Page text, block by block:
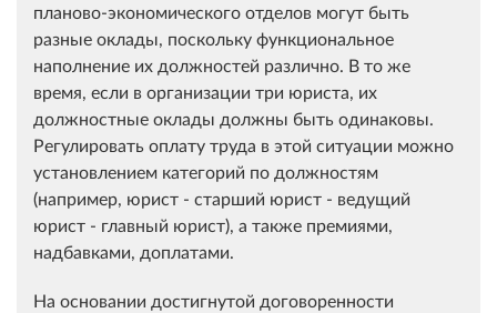
планово-экономического отделов могут быть
разные оклады, поскольку функциональное
наполнение их должностей различно. В то же
время, если в организации три юриста, их
должностные оклады должны быть одинаковы.
Регулировать оплату труда в этой ситуации можно
установлением категорий по должностям
(например, юрист - старший юрист - ведущий
юрист - главный юрист), а также премиями,
надбавками, доплатами.
На основании достигнутой договоренности